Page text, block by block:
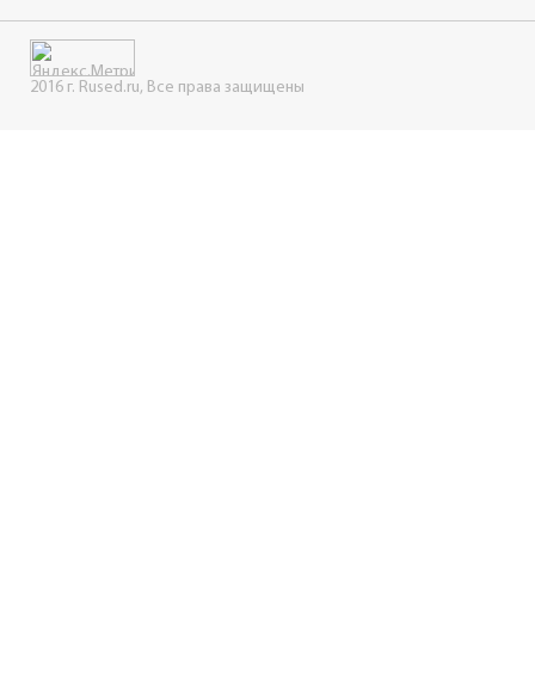
2016 г. Rused.ru, Все права защищены